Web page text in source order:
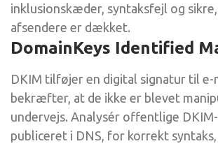
inklusionskæder, syntaksfejl og
afsendere er dækket.
DomainKeys Identified
DKIM tilføjer en digital signatur til e-
bekræfter, at de ikke er blevet
undervejs. Analysér offentlige
publiceret i DNS, for korrekt